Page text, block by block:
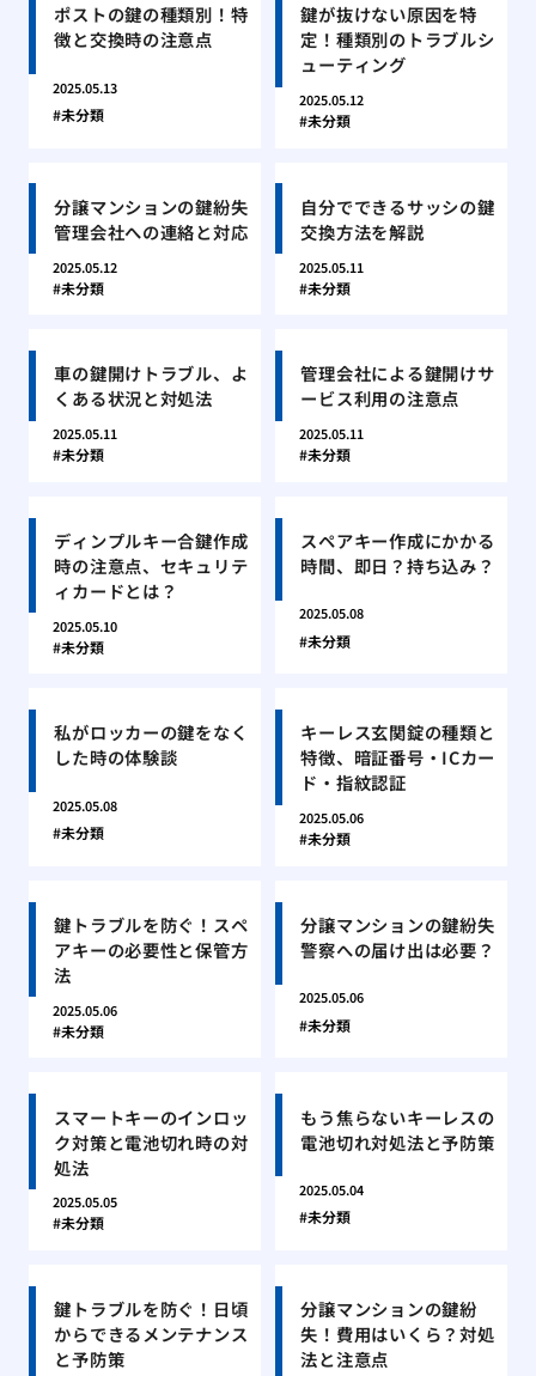
ポストの鍵の種類別！特
徴と交換時の注意点
2025.05.13
未分類
鍵が抜けない原因を特
定！種類別のトラブルシ
ューティング
2025.05.12
未分類
分譲マンションの鍵紛失
管理会社への連絡と対応
2025.05.12
未分類
自分でできるサッシの鍵
交換方法を解説
2025.05.11
未分類
車の鍵開けトラブル、よ
くある状況と対処法
2025.05.11
未分類
管理会社による鍵開けサ
ービス利用の注意点
2025.05.11
未分類
ディンプルキー合鍵作成
時の注意点、セキュリテ
ィカードとは？
2025.05.10
未分類
スペアキー作成にかかる
時間、即日？持ち込み？
2025.05.08
未分類
私がロッカーの鍵をなく
した時の体験談
2025.05.08
未分類
キーレス玄関錠の種類と
特徴、暗証番号・ICカー
ド・指紋認証
2025.05.06
未分類
鍵トラブルを防ぐ！スペ
アキーの必要性と保管方
法
2025.05.06
未分類
分譲マンションの鍵紛失
警察への届け出は必要？
2025.05.06
未分類
スマートキーのインロッ
ク対策と電池切れ時の対
処法
2025.05.05
未分類
もう焦らないキーレスの
電池切れ対処法と予防策
2025.05.04
未分類
鍵トラブルを防ぐ！日頃
からできるメンテナンス
と予防策
分譲マンションの鍵紛
失！費用はいくら？対処
法と注意点